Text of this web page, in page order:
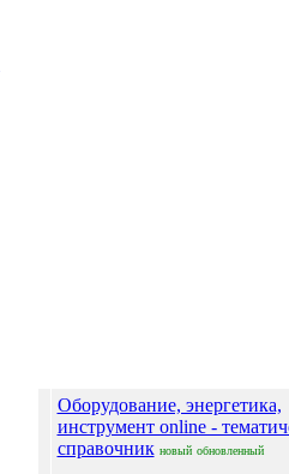
Оборудование, энергетика,
инструмент online -
справочник новый обновленный